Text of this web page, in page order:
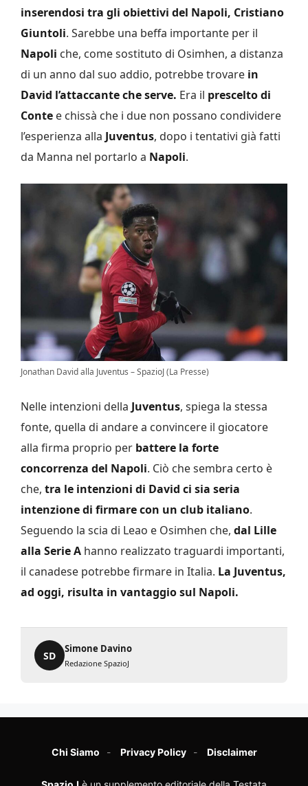
inserendosi tra gli obiettivi del Napoli, Cristiano
Giuntoli. Sarebbe una beffa importante per il
Napoli che, come sostituto di Osimhen, a distanza
di un anno dal suo addio, potrebbe trovare in
David l’attaccante che serve. Era il prescelto di
Conte e chissà che i due non possano condividere
l’esperienza alla Juventus, dopo i tentativi già fatti
da Manna nel portarlo a Napoli.
Jonathan David alla Juventus – SpazioJ (La Presse)
Nelle intenzioni della Juventus, spiega la stessa
fonte, quella di andare a convincere il giocatore
alla firma proprio per battere la forte
concorrenza del Napoli. Ciò che sembra certo è
che, tra le intenzioni di David ci sia seria
intenzione di firmare con un club italiano.
Seguendo la scia di Leao e Osimhen che, dal Lille
alla Serie A hanno realizzato traguardi importanti,
il canadese potrebbe firmare in Italia. La Juventus,
ad oggi, risulta in vantaggio sul Napoli.
SD
Simone Davino
Redazione SpazioJ
Chi Siamo Privacy Policy Disclaimer